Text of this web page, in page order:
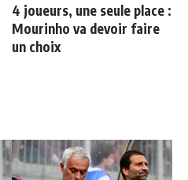
4 joueurs, une seule place :
Mourinho va devoir faire
un choix